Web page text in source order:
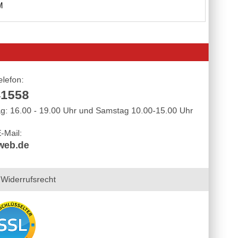
16.00 - 19.00 Uhr und Samstag 10.00-15.00 Uhr
Mail:
Widerrufsrecht